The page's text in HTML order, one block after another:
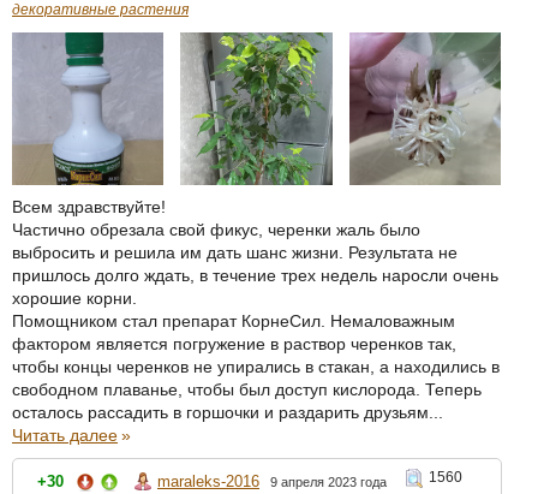
декоративные растения
Всем здравствуйте!
Частично обрезала свой фикус, черенки жаль было
выбросить и решила им дать шанс жизни. Результата не
пришлось долго ждать, в течение трех недель наросли очень
хорошие корни.
Помощником стал препарат КорнеСил. Немаловажным
фактором является погружение в раствор черенков так,
чтобы концы черенков не упирались в стакан, а находились в
свободном плаванье, чтобы был доступ кислорода. Теперь
осталось рассадить в горшочки и раздарить друзьям...
Читать далее»
+30 maraleks-2016 9 апреля 2023 года
1560